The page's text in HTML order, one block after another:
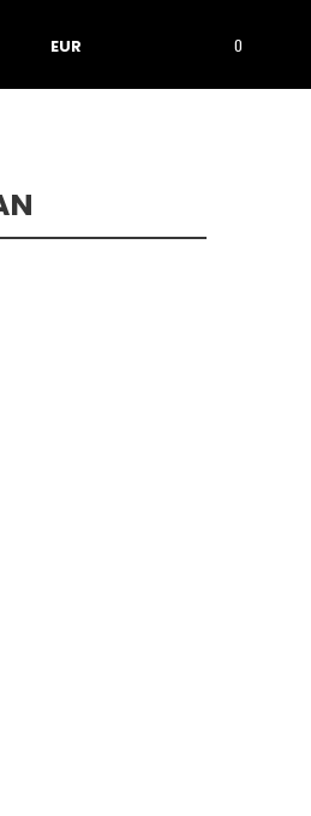
EUR 0